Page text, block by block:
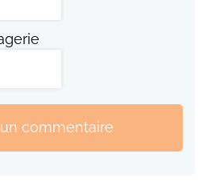
commentaire